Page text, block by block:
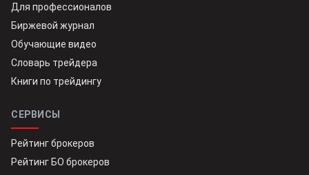
Для профессионалов
Биржевой журнал
Обучающие видео
Словарь трейдера
Книги по трейдингу
СЕРВИСЫ
Рейтинг брокеров
Рейтинг БО брокеров